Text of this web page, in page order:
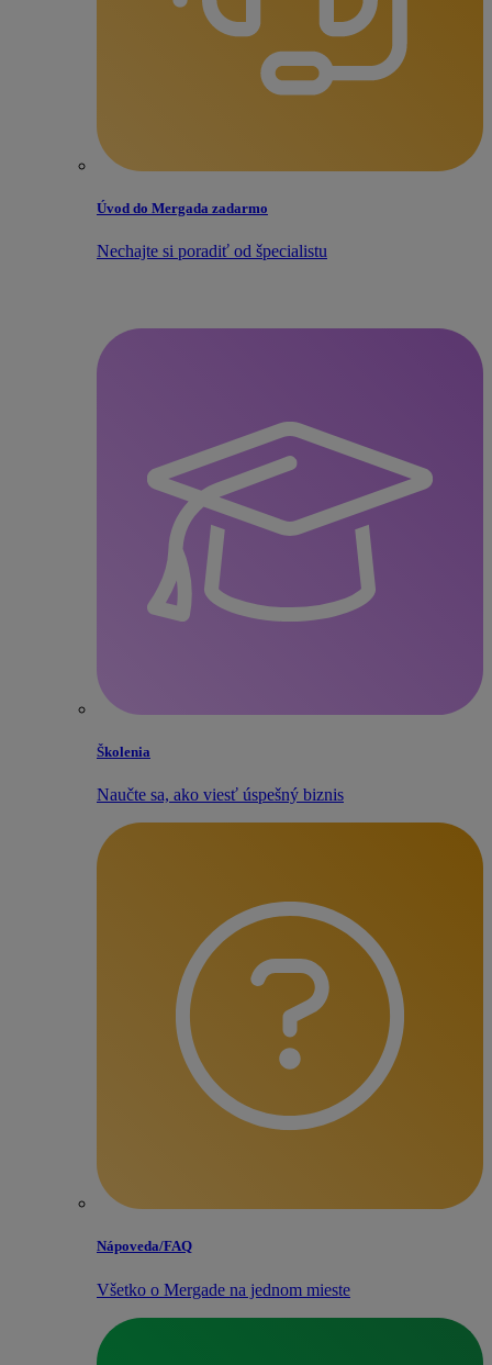
Úvod do Mergada zadarmo
Nechajte si poradiť od špecialistu
Školenia
Naučte sa, ako viesť úspešný biznis
Nápoveda/​FAQ
Všetko o Mergade na jednom mieste